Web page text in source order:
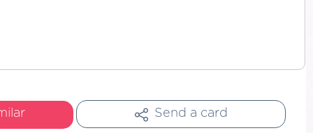
Send a card